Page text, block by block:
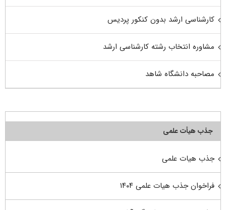
کارشناسی ارشد بدون کنکور پردیس
مشاوره انتخاب رشته کارشناسی ارشد
مصاحبه دانشگاه شاهد
جذب هیأت علمی
جذب هیات علمی
فراخوان جذب هیات علمی ۱۴۰۴